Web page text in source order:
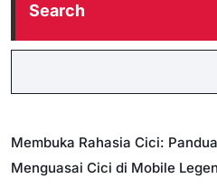
Search
Membuka Rahasia Cici:
Menguasai Cici di Mobile